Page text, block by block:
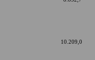
10.209,0